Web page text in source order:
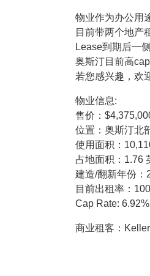
物业作为办公用
目前带两个地产
Lease到期后一
奥斯汀目前高
若您感兴趣，欢
物业信息:
售价：
位置：奥斯汀北
使用面积：
占地面积：1.76
建造/翻新年份：
目前出租率：
Cap Rate: 6.92%
商业租客：